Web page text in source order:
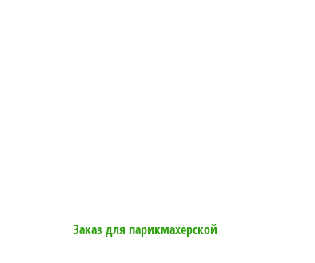
Заказ для парикмахерской